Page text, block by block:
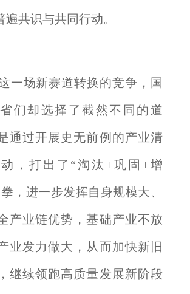
遍共识与共同行动。
一场新赛道转换的竞争，国
们却选择了截然不同的道
通过开展史无前例的产业清
，打出了“淘汰+巩固+增
，进一步发挥自身规模大、
产业链优势，基础产业不放
业发力做大，从而加快新旧
继续领跑高质量发展新阶段